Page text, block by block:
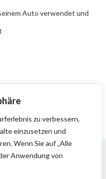
zu verbessern,
einzusetzen und
Wenn Sie auf „Alle
Anwendung von
Auto verwendet und